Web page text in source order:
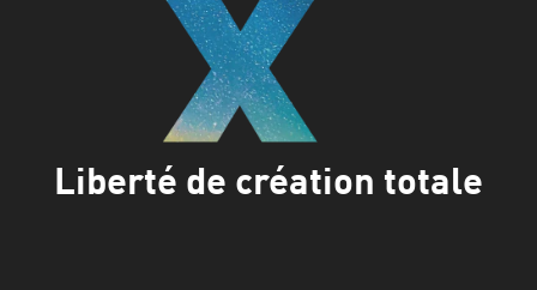
Liberté de création totale